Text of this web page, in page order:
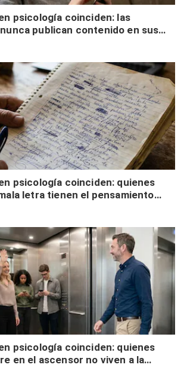
psicología coinciden: las
publican contenido en sus
pretenden buscar validación
psicología coinciden: quienes
letra tienen el pensamiento
lo hacen por desinterés
psicología coinciden: quienes
en el ascensor no viven a la
apertura social